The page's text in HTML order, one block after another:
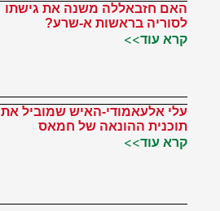
האם חזבאללה משנה את גישתו
לסוריה בראשות א-שרע?
קרא עוד>>
עלי אלעאמודי-האיש שמוביל את
תוכנית ההונאה של חמאס
קרא עוד>>